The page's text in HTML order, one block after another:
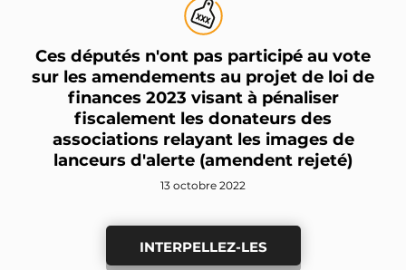
Ces députés n'ont pas participé au vote
sur les amendements au projet de loi de
finances 2023 visant à pénaliser
fiscalement les donateurs des
associations relayant les images de
lanceurs d'alerte (amendent rejeté)
13 octobre 2022
INTERPELLEZ-LES